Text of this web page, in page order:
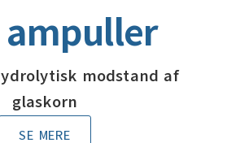
modstand af
glaskorn
SE MERE